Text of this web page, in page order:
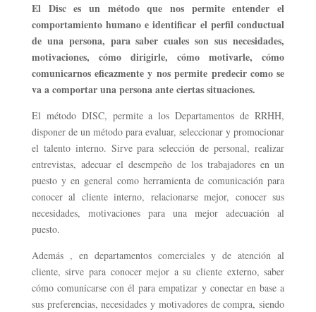
El Disc es un método que nos permite entender el
comportamiento humano e identificar el perfil conductual
de una persona, para saber cuales son sus necesidades,
motivaciones, cómo dirigirle, cómo motivarle, cómo
comunicarnos eficazmente y nos permite predecir como se
va a comportar una persona ante ciertas situaciones.
El método DISC, permite a los Departamentos de RRHH,
disponer de un método para evaluar, seleccionar y promocionar
el talento interno. Sirve para selección de personal, realizar
entrevistas, adecuar el desempeño de los trabajadores en un
puesto y en general como herramienta de comunicación para
conocer al cliente interno, relacionarse mejor, conocer sus
necesidades, motivaciones para una mejor adecuación al
puesto.
Además , en departamentos comerciales y de atención al
cliente, sirve para conocer mejor a su cliente externo, saber
cómo comunicarse con él para empatizar y conectar en base a
sus preferencias, necesidades y motivadores de compra, siendo